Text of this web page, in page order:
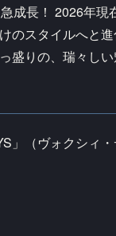
成長！ 2026年現
のスタイルへと
盛りの、瑞々し
」（ヴォクシィ